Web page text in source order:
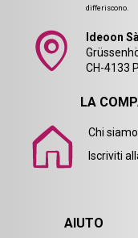
differiscono.
Ideoon
CH-4133
LA
Chi
Iscriviti
AIUTO